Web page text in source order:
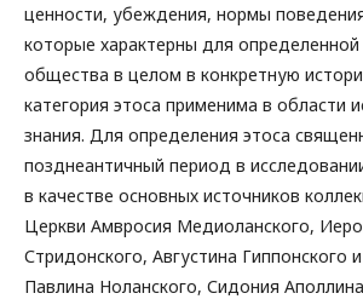
ценности, убеждения, нормы
которые характерны для
общества в целом в конкретную
категория этоса применима в области
знания. Для определения этоса
позднеантичный период в
в качестве основных источников
Церкви Амвросия Медиоланского,
Стридонского, Августина Гиппонского
Павлина Ноланского, Сидония